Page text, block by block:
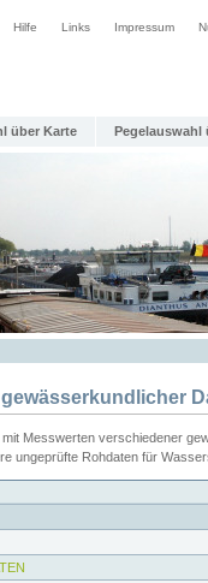
Hilfe Links Impressum
über Karte Pegelauswahl
Messwerten verschiedener
ungeprüfte Rohdaten für